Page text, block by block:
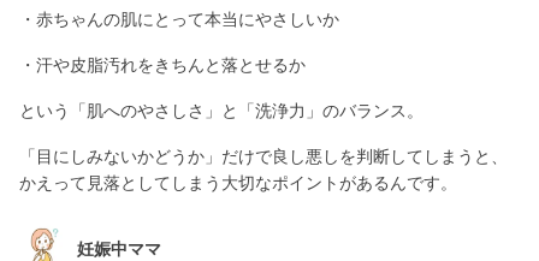
・赤ちゃんの肌にとって本当にやさしいか
・汗や皮脂汚れをきちんと落とせるか
という「肌へのやさしさ」と「洗浄力」のバランス。
「目にしみないかどうか」だけで良し悪しを判断してしまうと、
かえって見落としてしまう大切なポイントがあるんです。
妊娠中ママ